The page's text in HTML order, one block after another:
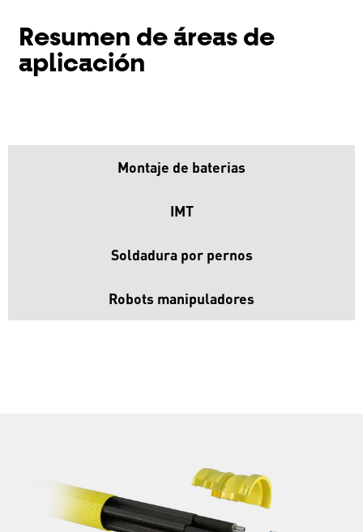
Resumen de áreas de
aplicación
Montaje de baterias
IMT
Soldadura por pernos
Robots manipuladores